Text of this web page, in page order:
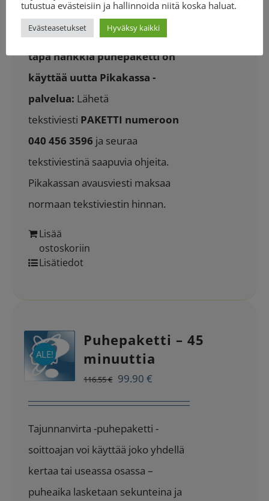
puheaikaasi jonkun toisen paikalla
olevan henkilön kanssa.Nopein
tapa hankkia puhepaketti on
käyttää uutta Pikakassa -
palvelua: Lähetä
tekstiviesti PAKETTI numeroon
040 456 3596 ja seuraa
tekstiviestinä saapuvia ohjeita.
Pikakassan avausviesti maksaa
normaan tekstiviestin hinnan.
Lisää
ostoskoriin
Lisätiedot
ALE!
Puhepaketti – 45
minuuttia
116.55€ Alkuperäinen
hinta
99.90€
hinta
Tajunnanvirta -puhepaketti -
soittoajan voi käyttää joko yhdellä
kertaa tai useassa osassa –
puheaika lasketaan sekunteina ja
tutustua evästeisiin ja hallinnoida niitä koska haluat.
Evästeasetukset Hyväksy kaikki